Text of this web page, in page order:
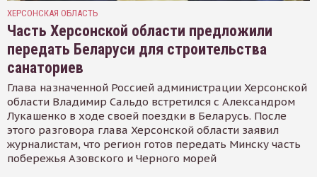
ХЕРСОНСКАЯ ОБЛАСТЬ
Часть Херсонской области предложили
передать Беларуси для строительства
санаториев
Глава назначенной Россией администрации Херсонской
области Владимир Сальдо встретился с Александром
Лукашенко в ходе своей поездки в Беларусь. После
этого разговора глава Херсонской области заявил
журналистам, что регион готов передать Минску часть
побережья Азовского и Черного морей